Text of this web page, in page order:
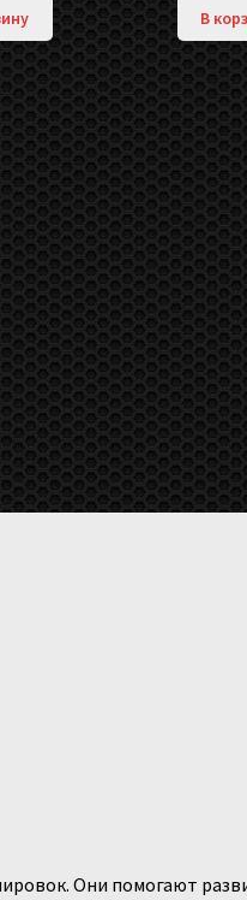
В
Они помогают